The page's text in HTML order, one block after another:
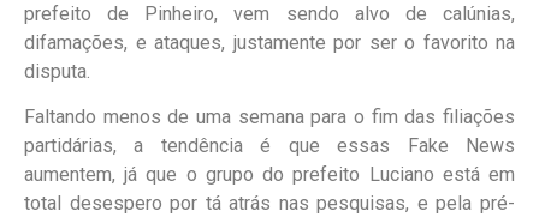
prefeito de Pinheiro, vem sendo alvo de calúnias,
difamações, e ataques, justamente por ser o favorito na
disputa.
Faltando menos de uma semana para o fim das filiações
partidárias, a tendência é que essas Fake News
aumentem, já que o grupo do prefeito Luciano está em
total desespero por tá atrás nas pesquisas, e pela pré-